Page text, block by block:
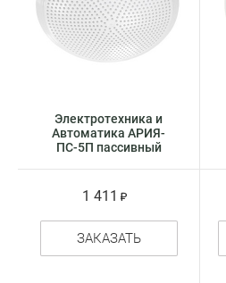
Электротехника и
Автоматика АРИЯ-
ПС-5П пассивный
1 411
ЗАКАЗАТЬ